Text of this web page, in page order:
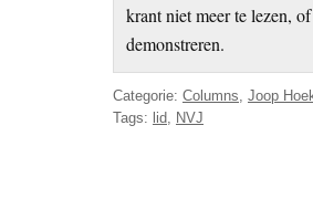
krant niet meer te lezen,
demonstreren.
Categorie: Columns Joop
Tags: lid NVJ